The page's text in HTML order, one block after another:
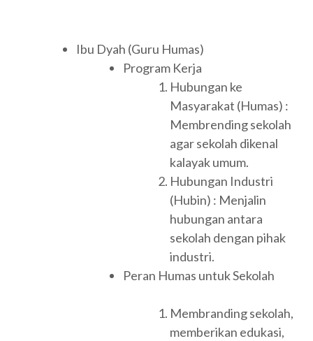
Ibu Dyah (Guru Humas)
Program Kerja
Hubungan ke
Masyarakat (Humas) :
Membrending sekolah
agar sekolah dikenal
kalayak umum.
Hubungan Industri
(Hubin) : Menjalin
hubungan antara
sekolah dengan pihak
industri.
Peran Humas untuk Sekolah
Membranding sekolah,
memberikan edukasi,